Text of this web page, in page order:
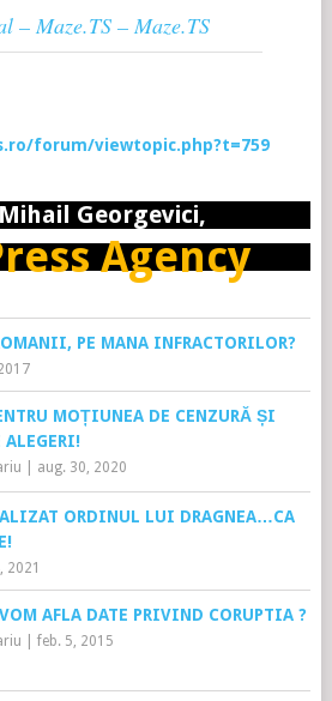
– Maze.TS – Maze.TS
forum/viewtopic.php?t=759
Georgevici,
Agency
PE MANA INFRACTORILOR?
MOȚIUNEA DE CENZURĂ ȘI
aug. 30, 2020
ORDINUL LUI DRAGNEA…CA
2021
AFLA DATE PRIVIND CORUPTIA ?
feb. 5, 2015